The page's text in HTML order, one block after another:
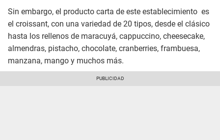
Sin embargo, el producto carta de este establecimiento es
el croissant, con una variedad de 20 tipos, desde el clásico
hasta los rellenos de maracuyá, cappuccino, cheesecake,
almendras, pistacho, chocolate, cranberries, frambuesa,
manzana, mango y muchos más.